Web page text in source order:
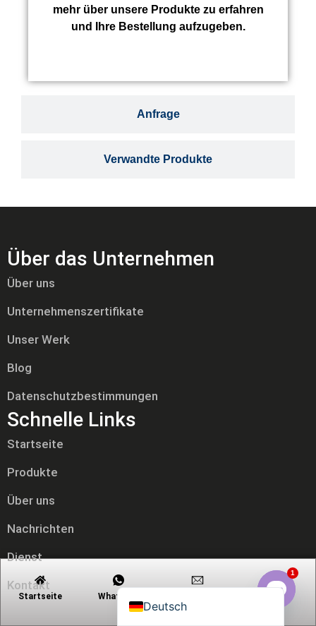
Anfrage
Verwandte Produkte
mehr über unsere Produkte zu erfahren
und Ihre Bestellung aufzugeben.
Über das Unternehmen
Über uns
Unternehmenszertifikate
Unser Werk
Blog
Datenschutzbestimmungen
Schnelle Links
Startseite
Produkte
Über uns
Nachrichten
Dienst
Kontakt
Produkt-Kategorien
Startseite Whatsapp Kontakt
Deutsch
Español
Русский
1